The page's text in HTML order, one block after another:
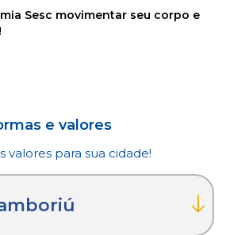
Sesc movimentar seu corpo e
e valores
valores para sua cidade!